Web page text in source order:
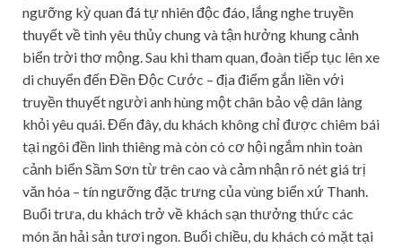
ngưỡng kỳ quan đá tự nhiên độc đáo, lắng nghe truyền
thuyết về tình yêu thủy chung và tận hưởng khung cảnh
biển trời thơ mộng. Sau khi tham quan, đoàn tiếp tục lên xe
di chuyển đến Đền Độc Cước – địa điểm gắn liền với
truyền thuyết người anh hùng một chân bảo vệ dân làng
khỏi yêu quái. Đến đây, du khách không chỉ được chiêm bái
tại ngôi đền linh thiêng mà còn có cơ hội ngắm nhìn toàn
cảnh biển Sầm Sơn từ trên cao và cảm nhận rõ nét giá trị
văn hóa – tín ngưỡng đặc trưng của vùng biển xứ Thanh.
Buổi trưa, du khách trở về khách sạn thưởng thức các
món ăn hải sản tươi ngon. Buổi chiều, du khách có mặt tại